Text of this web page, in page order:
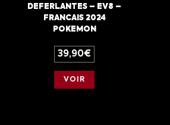
DEFERLANTES – EV8 –
FRANCAIS 2024
POKEMON
39,90€
VOIR